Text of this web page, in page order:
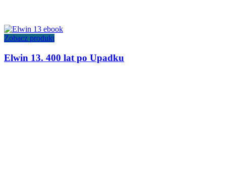
Zobacz produkt
Elwin 13. 400 lat po Upadku